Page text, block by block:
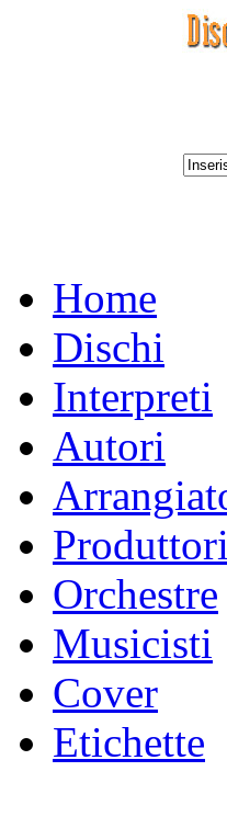
Home
Dischi
Interpreti
Autori
Produttori
Orchestre
Musicisti
Cover
Etichette